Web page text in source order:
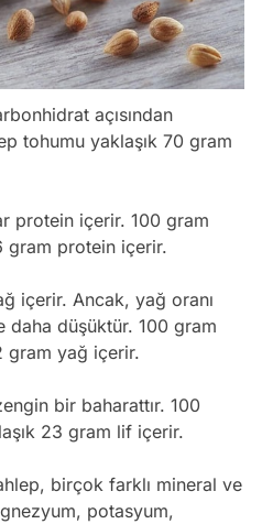
açısından
tohumu yaklaşık 70 gram
protein içerir. 100 gram
gram protein içerir.
içerir. Ancak, yağ oranı
düşüktür. 100 gram
gram yağ içerir.
bir baharattır. 100
23 gram lif içerir.
birçok farklı mineral ve
potasyum,